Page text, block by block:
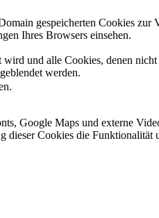
gespeicherten Cookies
Ihres Browsers einsehen.
und alle Cookies, denen
werden.
Google Maps und externe
dieser Cookies die